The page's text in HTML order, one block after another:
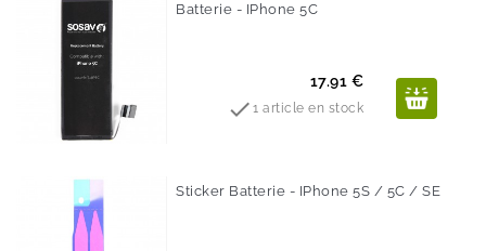
Batterie - IPhone 5C
Prix
17.91 €
1 article en stock
Sticker Batterie - IPhone 5S / 5C / SE